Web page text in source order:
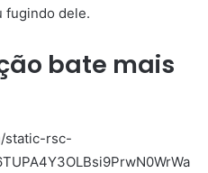
fugindo dele.
bate mais